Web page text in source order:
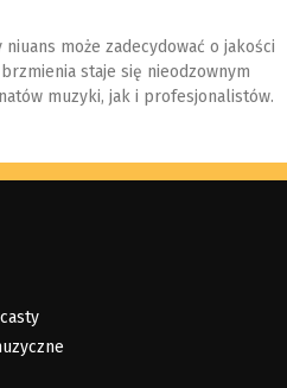
może zadecydować o jakości
staje się nieodzownym
muzyki, jak i profesjonalistów.